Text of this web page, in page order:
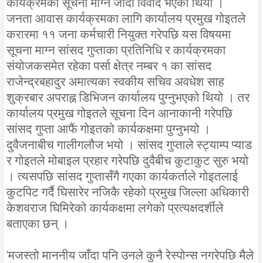
कार्यक्रमको सूचना माग्न जाँदा विवाद भएको थियो ।
जनता आवास कार्यक्रमका लागि कार्यालय प्रमुख गोइतले
करारमा ११ जना कर्मचारी नियुक्त गरेपछि यस विषयमा
सूचना माग्न सांसद गुप्ताका प्रतिनिधि र कार्यक्रमका
संयोजकसमेत रहेका पर्सा क्षेत्र नम्बर १ का सांसद
राजेन्द्रबहादुर अमात्यका स्वकीय सचिव अवधेश साह
शुक्रबार अपराह्न डिभिजन कार्यालय पुग्नुभएको थियो । तर
कार्यालय प्रमुख गोइतले सूचना दिन आनाकानी गरेपछि
सांसद गुप्ता आफैं गोइतको कार्यकक्षमा पुग्नुभयो ।
दुवैजनाबीच गालीगलौज भयो । सांसद गुप्ताले स्ट्याम्प प्याड
र गोइतले मोबाइल प्रहार गरेपछि दुवैबीच कुटाकुट सुरु भयो
। त्यसपछि सांसद गुप्तासँगै गएका कार्यकर्ताले गोइतलाई
कुटपिट गर्दै घिसारेर नजिकै रहेको प्रमुख जिल्ला अधिकारी
केशवराज घिमिरेको कार्यकक्षमा लगेको प्रत्यक्षदर्शीले
बताएका छन् ।
'मजस्तो माननीय जाँदा पनि उनले कुनै रेस्पोन्स नगरेपछि मैले